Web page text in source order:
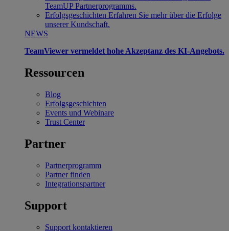
TeamUP Partnerprogramms.
Erfolgsgeschichten Erfahren Sie mehr über die Erfolge
unserer Kundschaft.
NEWS
TeamViewer vermeldet hohe Akzeptanz des KI-Angebots.
Ressourcen
Blog
Erfolgsgeschichten
Events und Webinare
Trust Center
Partner
Partnerprogramm
Partner finden
Integrationspartner
Support
Support kontaktieren